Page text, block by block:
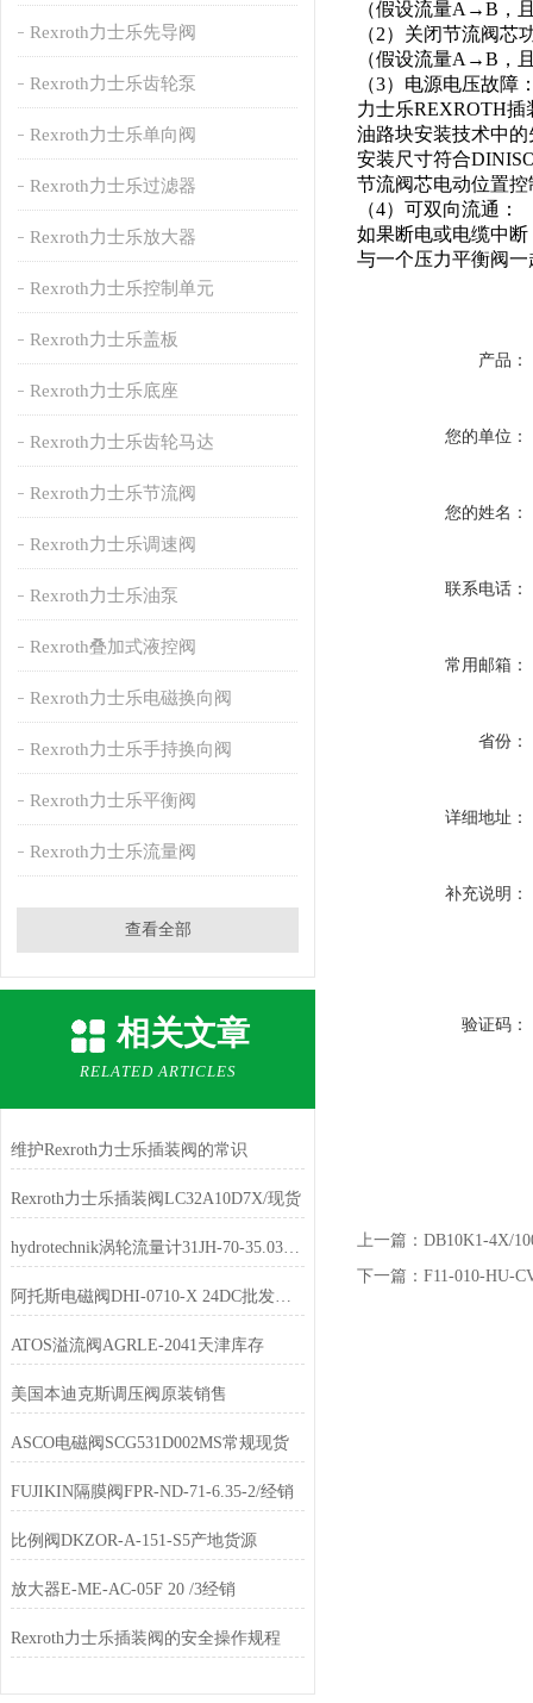
Rexroth力士乐先导阀
Rexroth力士乐齿轮泵
Rexroth力士乐单向阀
Rexroth力士乐过滤器
Rexroth力士乐放大器
Rexroth力士乐控制单元
Rexroth力士乐盖板
Rexroth力士乐底座
Rexroth力士乐齿轮马达
Rexroth力士乐节流阀
Rexroth力士乐调速阀
Rexroth力士乐油泵
Rexroth叠加式液控阀
Rexroth力士乐电磁换向阀
Rexroth力士乐手持换向阀
Rexroth力士乐平衡阀
Rexroth力士乐流量阀
查看全部
相关文章
RELATED ARTICLES
维护Rexroth力士乐插装阀的常识
Rexroth力士乐插装阀LC32A10D7X/现货
hydrotechnik涡轮流量计31JH-70-35.030*格
阿托斯电磁阀DHI-0710-X 24DC批发价格
ATOS溢流阀AGRLE-2041天津库存
美国本迪克斯调压阀原装销售
ASCO电磁阀SCG531D002MS常规现货
FUJIKIN隔膜阀FPR-ND-71-6.35-2/经销
比例阀DKZOR-A-151-S5产地货源
放大器E-ME-AC-05F 20 /3经销
Rexroth力士乐插装阀的安全操作规程
（假设流量A→B，
（2）关闭节流阀芯
（假设流量A→B，
（3）电源电压故障
力士乐REXROTH插
油路块安装技术中
安装尺寸符合
节流阀芯电动位置控
（4）可双向流通：
如果断电或电缆中
与一个压力平衡阀
产品：
您的单位：
您的姓名：
联系电话：
常用邮箱：
省份：
详细地址：
补充说明：
验证码：
上一篇： DB10K1-4X/
下一篇： F11-010-HU-